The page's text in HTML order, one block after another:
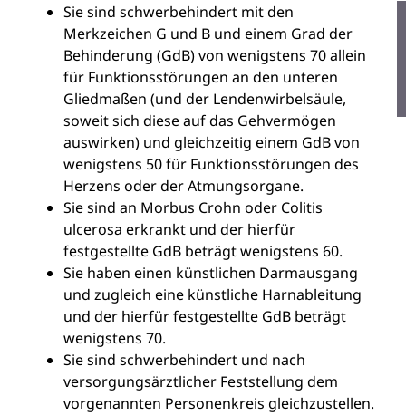
Sie sind schwerbehindert mit den
Merkzeichen G und B und einem Grad der
Behinderung (GdB) von wenigstens 70 allein
für Funktionsstörungen an den unteren
Gliedmaßen (und der Lendenwirbelsäule,
soweit sich diese auf das Gehvermögen
auswirken) und gleichzeitig einem GdB von
wenigstens 50 für Funktionsstörungen des
Herzens oder der Atmungsorgane.
Sie sind an Morbus Crohn oder Colitis
ulcerosa erkrankt und der hierfür
festgestellte GdB beträgt wenigstens 60.
Sie haben einen künstlichen Darmausgang
und zugleich eine künstliche Harnableitung
und der hierfür festgestellte GdB beträgt
wenigstens 70.
Sie sind schwerbehindert und nach
versorgungsärztlicher Feststellung dem
vorgenannten Personenkreis gleichzustellen.